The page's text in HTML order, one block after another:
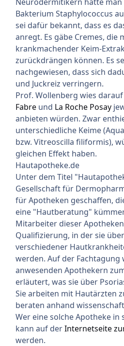
Bakterium Staphylococcus
sei dafür bekannt, dass es
anregt. Es gäbe Cremes, die
krankmachender Keim-
zurückdrängen können. Es
nachgewiesen, dass sich
und Juckreiz verringern.
Prof. Wollenberg wies
Fabre und La Roche Posay
anbieten würden. Zwar
unterschiedliche Keime
bzw. Vitreoscilla filiformis),
gleichen Effekt haben.
Hautapotheke.de
Unter dem Titel
Gesellschaft für
für Apotheken geschaffen,
eine "Hautberatung"
Mitarbeiter dieser
Qualifizierung, in der sie
verschiedener
werden. Auf der Fachtagung
anwesenden Apothekern
erläutert, was sie über
Sie arbeiten mit Hautärzten
beraten anhand
Wer eine solche Apotheke in
kann auf derInternetseite
werden.